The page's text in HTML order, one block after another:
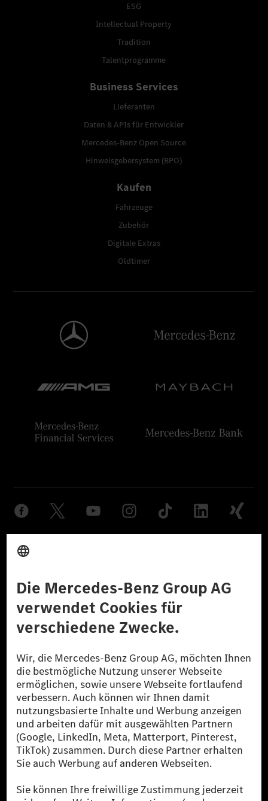
ESG
Intellectual Property
Tradition
Talentprogramme
Business Services
Lieferanten
Daten & APIs für Entwickler
Mercedes-Benz Open Source
Hinweisgebersystem (BPO)
Kaufen
Fahrzeuge
Zubehör
Digitale Extras
Oldtimer
© 2026 Mercedes-Benz Group AG. Alle Rechte vorbehalten.
reduzierte CO₂-Emissionen bei der Mercedes-Benz Group durch
zertifizierte Ausgleichsprojekte kompensiert werden.
[2] Renewable Charging ist ein integraler Bestandteil von MB.CHARGE
Public in Europa, den USA, Kanada und China. Sofern an der jeweiligen
Ladestation noch kein Strom aus erneuerbaren Energien vorliegt,
verwendet Renewable Charging Grünstromzertifikate*. Diese stellen
sicher, dass für Ladevorgänge über MB.CHARGE Public eine äquivalente
Strommenge aus erneuerbaren Energien ins Stromnetz eingespeist wird.
Sie stammen ausschließlich aus Wind- und Solarkraftanlagen, die jünger
als sechs Jahre sind.
* Inkl. EKOenergy Ökolabel
* Die angegebenen Werte wurden nach dem vorgeschriebenen
Messverfahren WLTP (Worldwide harmonised Light vehicles Test